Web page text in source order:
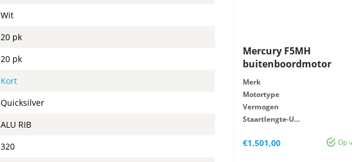
Wit
20 pk
20 pk
Kort
Quicksilver
ALU RIB
320
Mercury F5MH
buitenboordmotor
Merk
Motortype
Vermogen
Staartlengte-Uitv
Op
€1.501,00